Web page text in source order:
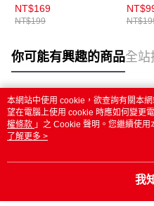
NT$169
NT$199
你可能有興趣的商品全站
熱門標籤
本網站中使用 cookie，欲查詢有關本
望在電腦上使用 cookie 時應如何變更
權條款 」之 Cookie 聲明。您繼續使
用條款之 Cookie 聲明使用 cookie。
了解更多 >
我